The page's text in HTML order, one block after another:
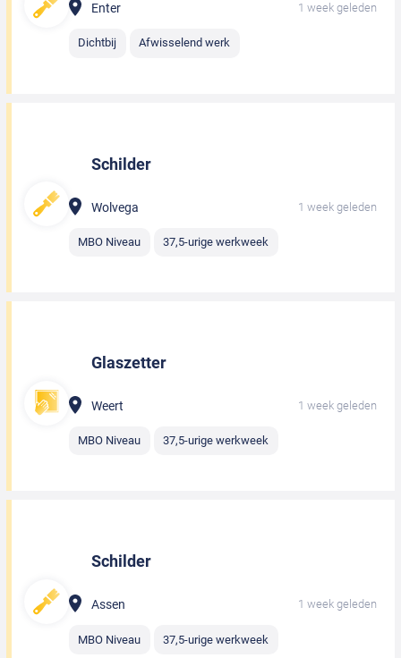
Enter 1 week geleden
Dichtbij Afwisselend werk
Schilder
Wolvega 1 week geleden
MBO Niveau 37,5-urige werkweek
Glaszetter
Weert 1 week geleden
MBO Niveau 37,5-urige werkweek
Schilder
Assen 1 week geleden
MBO Niveau 37,5-urige werkweek